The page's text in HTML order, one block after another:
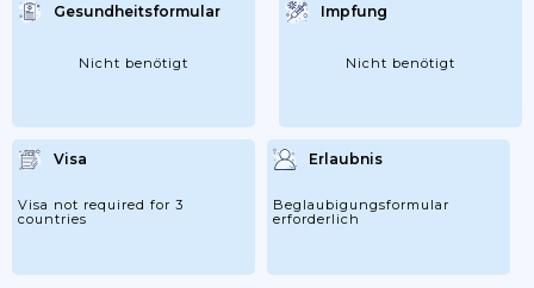
Gesundheitsformular
Nicht benötigt
Impfung
Nicht benötigt
Visa
Visa not required for 3
countries
Erlaubnis
Beglaubigungsformular
erforderlich